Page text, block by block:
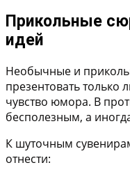
Прикольные
идей
Необычные и
презентовать
чувство юмора. В
бесполезным, а
К шуточным
отнести: